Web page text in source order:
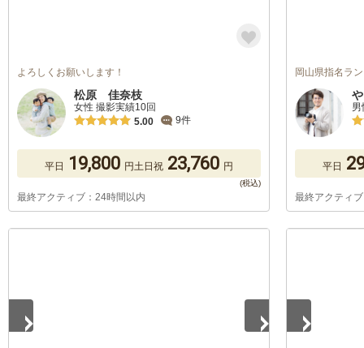
よろしくお願いします！
松原 佳奈枝
女性 撮影実績10回
5.00
9件
平日 19,800 円土日祝 23,760 円
最終アクティブ：24時間以内
岡山県指名ラ
平日
最終アクティ